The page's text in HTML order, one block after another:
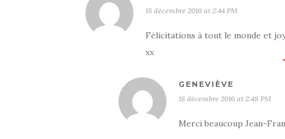
18 décembre 2016 at 2:44 PM
Félicitations à tout le monde et
xx
GENEVIÈVE
18 décembre 2016 at 2:48 PM
Merci beaucoup Jean-